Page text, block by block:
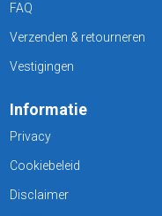
FAQ
Verzenden & retourneren
Vestigingen
Informatie
Privacy
Cookiebeleid
Disclaimer